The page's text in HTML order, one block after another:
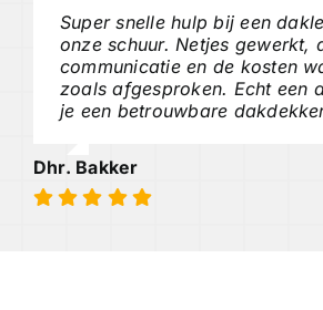
Super snelle hulp bij een
onze schuur. Netjes gewerkt,
communicatie en de kosten
zoals afgesproken. Echt een
je een betrouwbare
Dhr. Bakker